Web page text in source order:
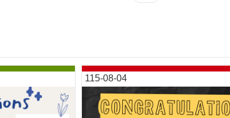
115-08-04